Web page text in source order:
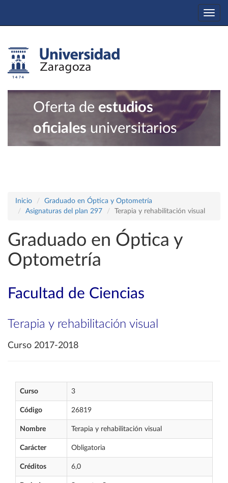
Oferta de estudios
oficiales universitarios
Inicio
Graduado en Óptica y Optometría
Asignaturas del plan 297
Terapia y rehabilitación visual
Graduado en Óptica y
Optometría
Facultad de Ciencias
Terapia y rehabilitación visual
Curso 2017-2018
Curso 3
Código 26819
Nombre Terapia y rehabilitación visual
Carácter Obligatoria
Créditos 6,0